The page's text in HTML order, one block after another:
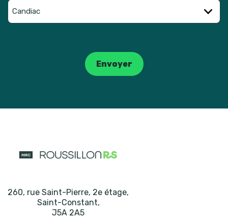
Envoyer
260, rue Saint-Pierre, 2e étage,
Saint-Constant,
J5A 2A5